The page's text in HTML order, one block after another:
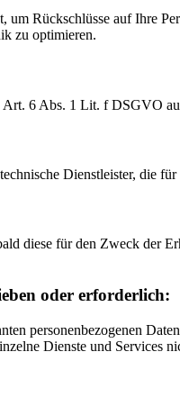
Rückschlüsse auf Ihre
zu optimieren.
6 Abs. 1 Lit. f DSGVO
Dienstleister, die
diese für den Zweck der
oder erforderlich:
personenbezogenen
Dienste und Services